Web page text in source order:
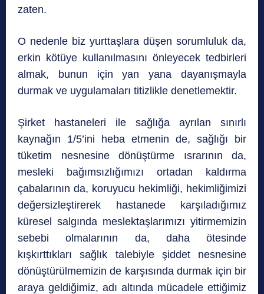
zaten.
O nedenle biz yurttaşlara düşen sorumluluk da,
erkin kötüye kullanılmasını önleyecek tedbirleri
almak, bunun için yan yana dayanışmayla
durmak ve uygulamaları titizlikle denetlemektir.
Şirket hastaneleri ile sağlığa ayrılan sınırlı
kaynağın 1/5’ini heba etmenin de, sağlığı bir
tüketim nesnesine dönüştürme ısrarının da,
mesleki bağımsızlığımızı ortadan kaldırma
çabalarının da, koruyucu hekimliği, hekimliğimizi
değersizleştirerek hastanede karşıladığımız
küresel salgında meslektaşlarımızı yitirmemizin
sebebi olmalarının da, daha ötesinde
kışkırttıkları sağlık talebiyle şiddet nesnesine
dönüştürülmemizin de karşısında durmak için bir
araya geldiğimiz, adı altında mücadele ettiğimiz